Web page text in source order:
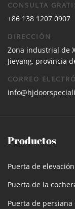
CONSULTA
+86 138 1207 0907
DIRECCIÓN
Zona industrial de
Jieyang, provincia
CORREO
Productos
Puerta de
Puerta de la
Puerta de